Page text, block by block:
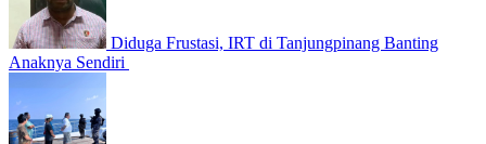
Diduga Frustasi, IRT di Tanjungpinang Banting
Anaknya Sendiri